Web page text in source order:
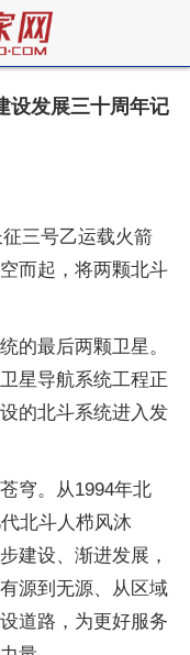
发展三十周年记
三号乙运载火箭
而起，将两颗北斗
的最后两颗卫星。
星导航系统工程正
的北斗系统进入发
穹。从1994年北
北斗人栉风沐
建设、渐进发展，
源到无源、从区域
道路，为更好服务